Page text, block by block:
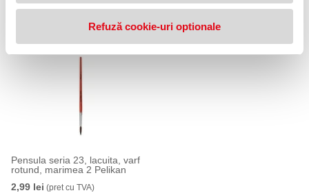
Refuză cookie-uri optionale
4,99 lei(pret cu TVA)
4,99 lei(pret cu TVA)
Pensula seria 23, lacuita, varf
rotund, marimea 2 Pelikan
2,99 lei (pret cu TVA)